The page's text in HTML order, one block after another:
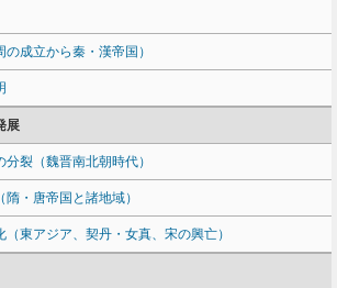
成立から秦・漢帝国）
展
裂（魏晋南北朝時代）
・唐帝国と諸地域）
東アジア、契丹・女真、宋の興亡）